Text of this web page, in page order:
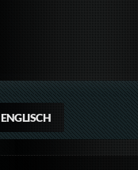
ENGLISCH